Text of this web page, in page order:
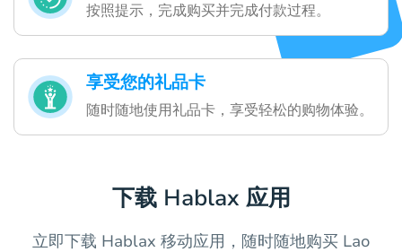
按照提示，完成购买并完成付款过程。
享受您的礼品卡
随时随地使用礼品卡，享受轻松的购物体验。
下载 Hablax 应用
立即下载 Hablax 移动应用，随时随地购买 Lao